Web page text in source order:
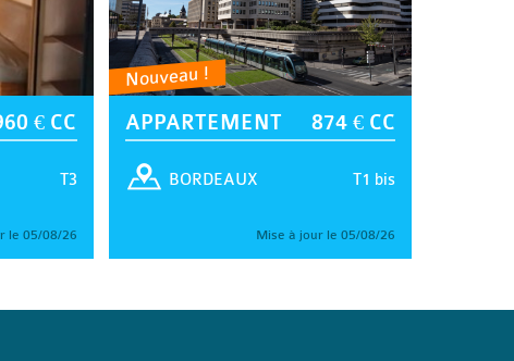
€ CC
T3
le 05/08/26
Nouveau !
APPARTEMENT 874 € CC
T1 bis
BORDEAUX
Mise à jour le 05/08/26